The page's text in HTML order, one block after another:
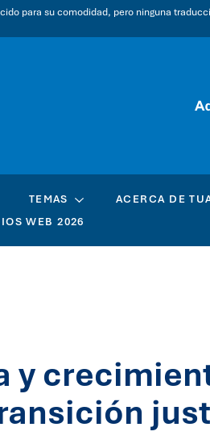
para su comodidad, pero ninguna
TEMAS ACERCA DE
WEB 2026
y